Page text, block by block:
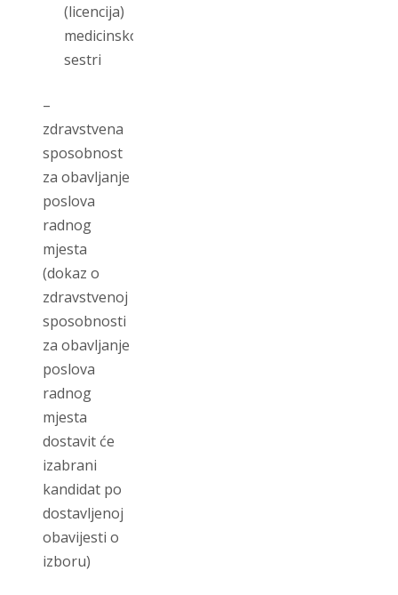
(licencija)
medicinskoj
sestri
–
zdravstvena
sposobnost
za obavljanje
poslova
radnog
mjesta
(dokaz o
zdravstvenoj
sposobnosti
za obavljanje
poslova
radnog
mjesta
dostavit će
izabrani
kandidat po
dostavljenoj
obavijesti o
izboru)